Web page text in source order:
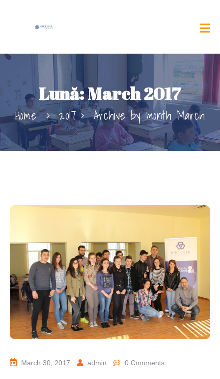
Lună:March 2017
Home 2017 Archive by month March
March 30, 2017 admin 0 Comments